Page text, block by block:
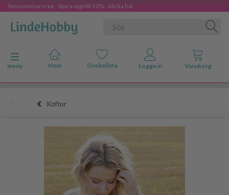
Sensommarsrea - Spara upp till 50% - klicka här
Ändra navigering
meny
Koftor